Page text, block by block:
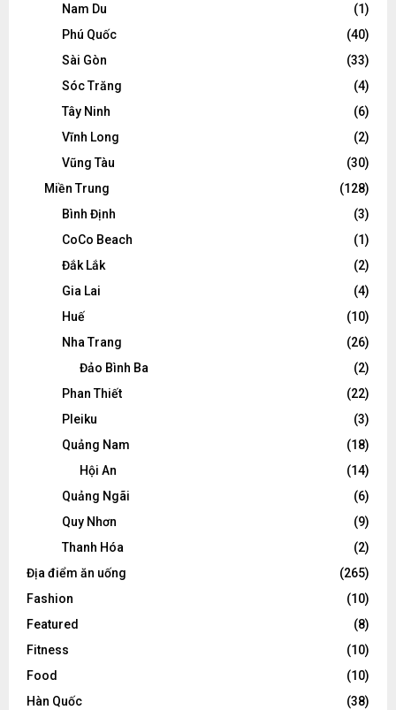
Nam Du
(1)
Phú Quốc
(40)
Sài Gòn
(33)
Sóc Trăng
(4)
Tây Ninh
(6)
Vĩnh Long
(2)
Vũng Tàu
(30)
Miền Trung
(128)
Bình Định
(3)
CoCo Beach
(1)
Đắk Lắk
(2)
Gia Lai
(4)
Huế
(10)
Nha Trang
(26)
Đảo Bình Ba
(2)
Phan Thiết
(22)
Pleiku
(3)
Quảng Nam
(18)
Hội An
(14)
Quảng Ngãi
(6)
Quy Nhơn
(9)
Thanh Hóa
(2)
Địa điểm ăn uống
(265)
Fashion
(10)
Featured
(8)
Fitness
(10)
Food
(10)
Hàn Quốc
(38)